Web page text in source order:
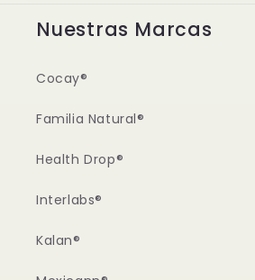
Nuestras Marcas
Cocay®
Familia Natural®
Health Drop®
Interlabs®
Kalan®